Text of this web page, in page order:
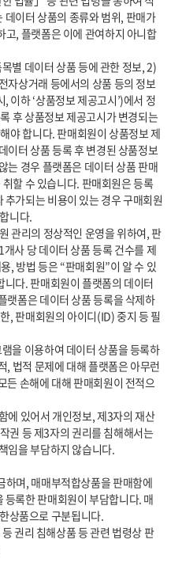
데이터 상품의 종류와 범위, 판매가
고, 플랫폼은 이에 관여하지 아니합
자상거래 등에서의 상품 등의 정보
이하 ‘상품정보 제공고시’)에서 정
후 상품정보 제공고시가 변경되는
야 합니다. 판매회원이 상품정보 제
이터 상품 등록 후 변경된 상품정보
는 경우 플랫폼은 데이터 상품 판매
할 수 있습니다. 판매회원은 등록
가되는 비용이 있는 경우 구매회원
니다.
사 당 데이터 상품 등록 건수를 제
, 방법 등은 “판매회원”이 알 수 있
다. 판매회원이 플랫폼의 데이터
랫폼은 데이터 상품 등록을 삭제하
, 판매회원의 아이디(ID) 중지 등 필
, 법적 문제에 대해 플랫폼은 아무런
든 손해에 대해 판매회원이 전적으
권 등 제3자의 권리를 침해해서는
임을 부담하지 않습니다.
록한 판매회원이 부담합니다. 매
상품으로 구분됩니다.